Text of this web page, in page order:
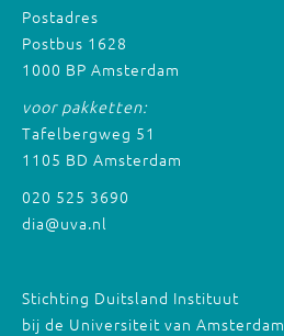
Postadres
Postbus 1628
1000 BP Amsterdam
voor pakketten:
Tafelbergweg 51
1105 BD Amsterdam
020 525 3690
dia@uva.nl
Stichting Duitsland Instituut
bij de Universiteit van Amsterdam